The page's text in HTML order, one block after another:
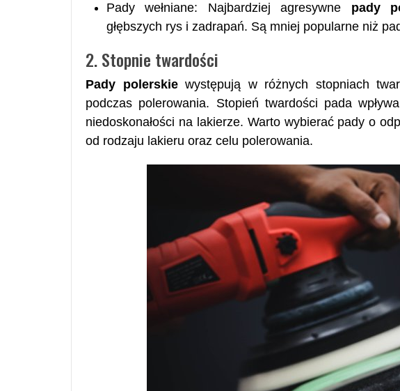
Pady wełniane: Najbardziej agresywne pady
głębszych rys i zadrapań. Są mniej popularne niż
2. Stopnie twardości
Pady polerskiewystępują w różnych stopniach
podczas polerowania. Stopień twardości pada
niedoskonałości na lakierze. Warto wybierać pady o
od rodzaju lakieru oraz celu polerowania.